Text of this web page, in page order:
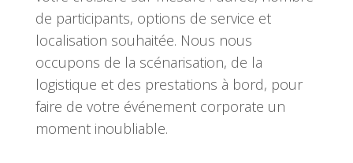
de participants, options de service et
localisation souhaitée. Nous nous
occupons de la scénarisation, de la
logistique et des prestations à bord, pour
faire de votre événement corporate un
moment inoubliable.